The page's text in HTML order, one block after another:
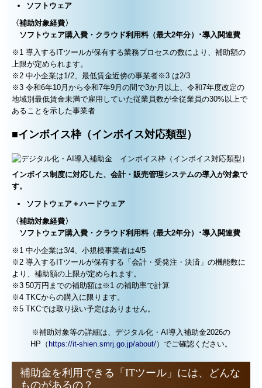
ソフトウェア
〈補助対象経費〉
ソフトウェア購入費・クラウド利用料（最大2年分）･導入関連費
※1 導入するITツールが保有する業務プロセスの数により、補助額の
上限が定められます。
※2 中小企業は1/2、最低賃金近傍の事業者※3 は2/3
※3 令和6年10月から令和7年9月の間で3か月以上、令和7年度改定の
地域別最低賃金未満で雇用していた従業員数が全従業員の30%以上で
あることを示した事業者
■インボイス枠（インボイス対応類型）
インボイス制度に対応した、会計・販売管理システムの導入が対象で
す。
ソフトウェア＋ハードウェア
〈補助対象経費〉
ソフトウェア購入費・クラウド利用料（最大2年分）･導入関連費
※1 中小企業は3/4、小規模事業者は4/5
※2 導入するITツールが保有する「会計・受発注・決済」の機能数に
より、補助額の上限が定められます。
※3 50万円までの補助額は※1 の補助率で計算
※4 TKCからの購入に限ります。
※5 TKCでは取り扱い予定はありません。
※補助対象等の詳細は、デジタル化・AI導入補助金2026の
HP（ https://it-shien.smrj.go.jp/about/）でご確認ください。
補助金を利用できる「ITツール」には、どんな
ものがあるの？